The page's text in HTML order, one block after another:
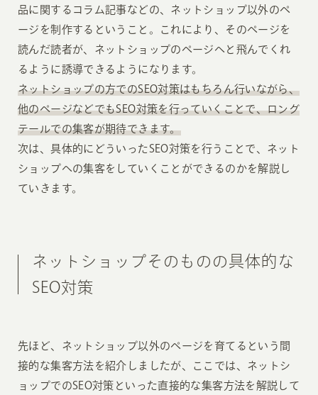
品に関するコラム記事などの、ネットショップ以外のペ
ージを制作するということ。これにより、そのページを
読んだ読者が、ネットショップのページへと飛んでくれ
るように誘導できるようになります。
ネットショップの方でのSEO対策はもちろん行いながら、
他のページなどでもSEO対策を行っていくことで、ロング
テールでの集客が期待できます。
次は、具体的にどういったSEO対策を行うことで、ネット
ショップへの集客をしていくことができるのかを解説し
ていきます。
ネットショップそのものの具体的な
SEO対策
先ほど、ネットショップ以外のページを育てるという間
接的な集客方法を紹介しましたが、ここでは、ネットシ
ョップでのSEO対策といった直接的な集客方法を解説して